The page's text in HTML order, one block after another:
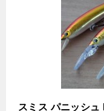
スミス パニッシ